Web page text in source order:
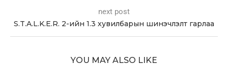
next post
S.T.A.L.K.E.R. 2-ийн 1.3 хувилбарын шинэчлэлт гарлаа
YOU MAY ALSO LIKE